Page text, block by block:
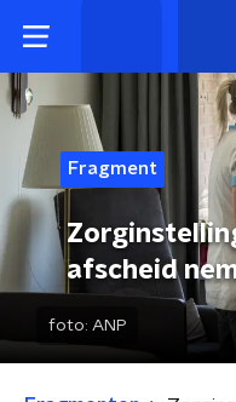
Fragment
afscheid
foto: ANP